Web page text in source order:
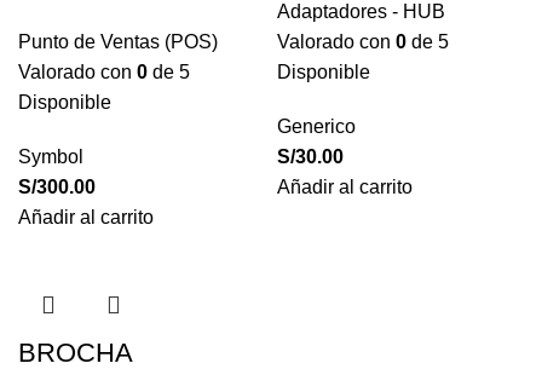
Punto de Ventas (POS)
Valorado con 0 de 5
Disponible
Symbol
S/300.00
Añadir al carrito
Adaptadores - HUB
Valorado con 0 de 5
Disponible
Generico
S/30.00
Añadir al carrito
BROCHA